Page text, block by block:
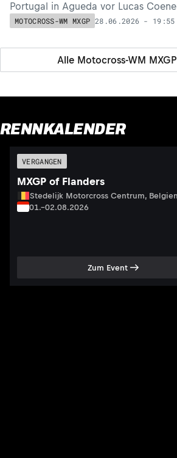
Portugal in Agueda vor Lucas
und Romain Febvre (Kawasaki).
MOTOCROSS-WM MXGP 28.06.2026 - 19:55
Alle Motocross-WM
RENNKALENDER
VERGANGEN
MXGP of Flanders
Stedelijk Motorcross Centrum, Belgien
01.–02.08.2026
Zum Event